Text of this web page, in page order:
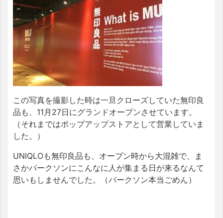
この写真を撮影した時は一旦クローズしていた無印良
品も、 11月 27日にグランドオープンさせています。
（それまではポップアップストアとして営業していま
した。）
UNIQLOも無印良品も、オープン時から大混雑で、ま
さかパークソンにこんなに人が集まる日が来るなんて
思いもしませんでした。（パークソン本当ごめん）